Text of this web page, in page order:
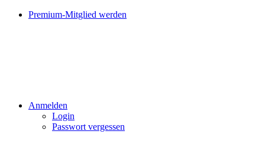
Premium-Mitglied werden
Anmelden
Login
Passwort vergessen